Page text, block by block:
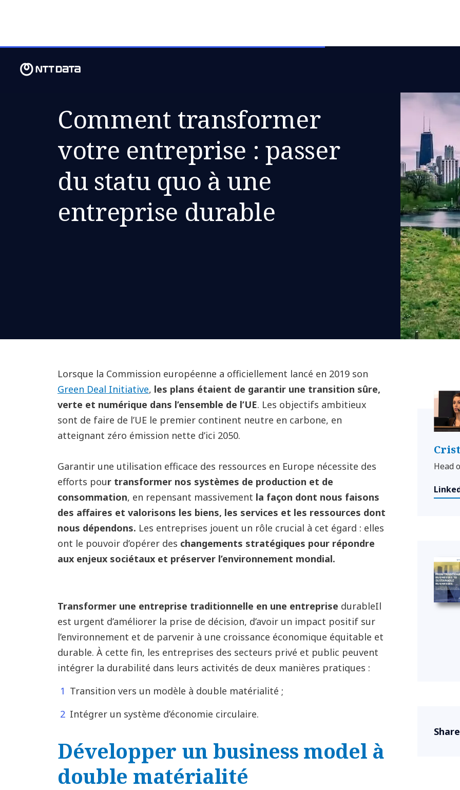
Comment transformer
votre entreprise : passer
du statu quo à une
entreprise durable
Lorsque la Commission européenne a officiellement lancé en 2019 son
Green Deal Initiative, les plans étaient de garantir une transition sûre,
verte et numérique dans l’ensemble de l’UE. Les objectifs ambitieux
sont de faire de l’UE le premier continent neutre en carbone, en
atteignant zéro émission nette d’ici 2050.
Garantir une utilisation efficace des ressources en Europe nécessite des
efforts pour transformer nos systèmes de production et de
consommation, en repensant massivement la façon dont nous faisons
des affaires et valorisons les biens, les services et les ressources dont
nous dépendons. Les entreprises jouent un rôle crucial à cet égard : elles
ont le pouvoir d’opérer des changements stratégiques pour répondre
aux enjeux sociétaux et préserver l’environnement mondial.
Transformer une entreprise traditionnelle en une entreprise durableIl
est urgent d’améliorer la prise de décision, d’avoir un impact positif sur
l’environnement et de parvenir à une croissance économique équitable et
durable. À cette fin, les entreprises des secteurs privé et public peuvent
intégrer la durabilité dans leurs activités de deux manières pratiques :
Transition vers un modèle à double matérialité ;
Intégrer un système d’économie circulaire.
Développer un business model à
double matérialité
Head